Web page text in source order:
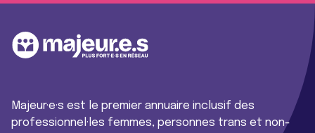
Majeur·e·s est le premier annuaire inclusif des
professionnel·les femmes, personnes trans et non-